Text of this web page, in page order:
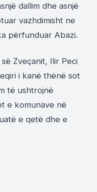
dallim dhe asnjë
vazhdimisht ne
përfunduar Abazi.
Zveçanit, Ilir Peci
i kanë thënë sot
të ushtrojnë
e komunave në
e qetë dhe e